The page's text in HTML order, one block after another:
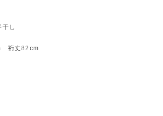
し
裄丈82cm